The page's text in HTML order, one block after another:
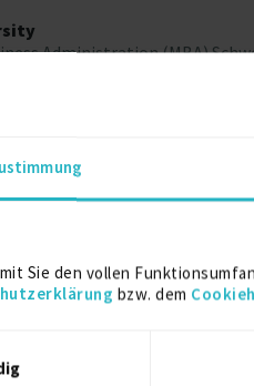
Sie den vollen
bzw. dem
Administration (MBA)
School Diplom